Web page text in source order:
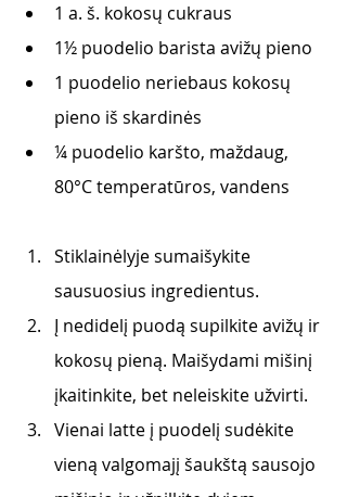
1 a. š. kokosų cukraus
1½ puodelio barista avižų pieno
1 puodelio neriebaus kokosų
pieno iš skardinės
¼ puodelio karšto, maždaug,
80°C temperatūros, vandens
Stiklainėlyje sumaišykite
sausuosius ingredientus.
Į nedidelį puodą supilkite avižų ir
kokosų pieną. Maišydami mišinį
įkaitinkite, bet neleiskite užvirti.
Vienai latte į puodelį sudėkite
vieną valgomajį šaukštą sausojo